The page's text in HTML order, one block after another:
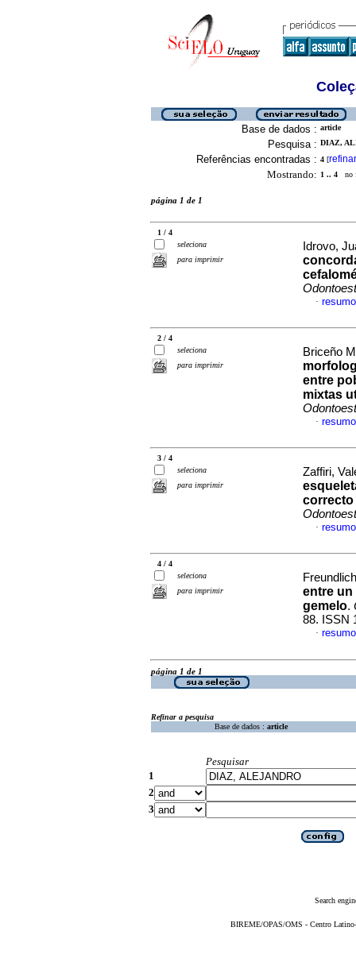
Base de dados : article
Pesquisa : DIAZ,
Referências encontradas : 4 [refinar
Mostrando: 1 .. 4 no
página 1 de 1
1 / 4
seleciona
para imprimir
Idrovo,
·
2 / 4
seleciona
para imprimir
Briceño
entre
mixtas
·
3 / 4
seleciona
para imprimir
Zaffiri,
correcto
·
4 / 4
seleciona
para imprimir
entre un
gemelo.
88. ISSN
·
página 1 de 1
Refinar a pesquisa
Base de dados : article
Pesquisar
1
2
3
Search
BIREME/OPAS/OMS - Centro Latino-